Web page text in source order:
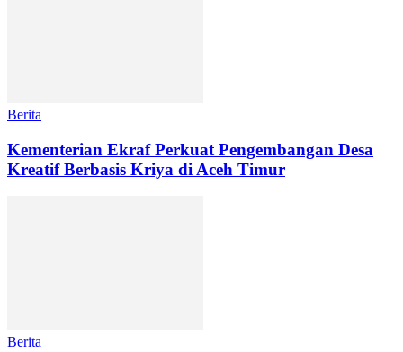
Berita
Kementerian Ekraf Perkuat Pengembangan Desa
Kreatif Berbasis Kriya di Aceh Timur
Berita